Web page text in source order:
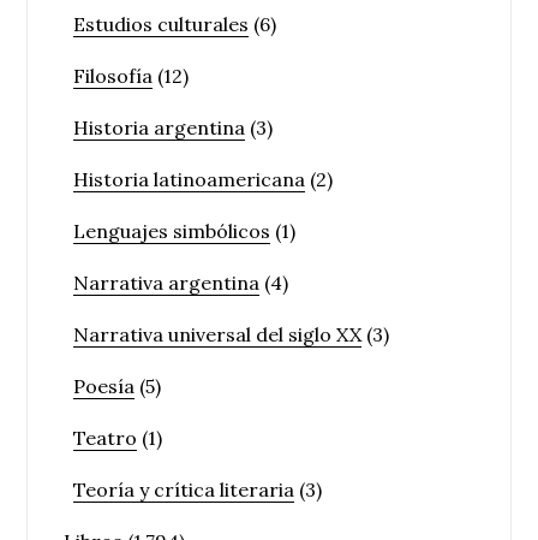
Estudios culturales (6)
Filosofía (12)
Historia argentina (3)
Historia latinoamericana (2)
Lenguajes simbólicos (1)
Narrativa argentina (4)
Narrativa universal del siglo XX(3)
Poesía (5)
Teatro (1)
Teoría y crítica literaria (3)